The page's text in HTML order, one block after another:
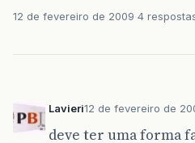
12 de fevereiro de 2009 4
Lavieri12 de fevereiro de
deve ter uma forma